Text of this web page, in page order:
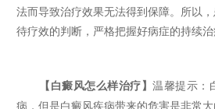
法而导致治疗效果无法得到保障。所以
待疗效的判断，严格把握好病症的持续治
【白癜风怎么样治疗】温馨提示：
病，但是白癜风疾病带来的危害是非常